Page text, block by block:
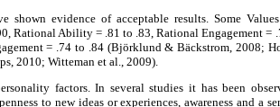
shown evidence of acceptable results. Some
Rational Ability = .81 to .83, Rational Engagement =
= .74 to .84 (Björklund & Bäckstrom, 2008;
2010; Witteman et al., 2009).
factors. In several studies it has been
to new ideas or experiences, awareness and a